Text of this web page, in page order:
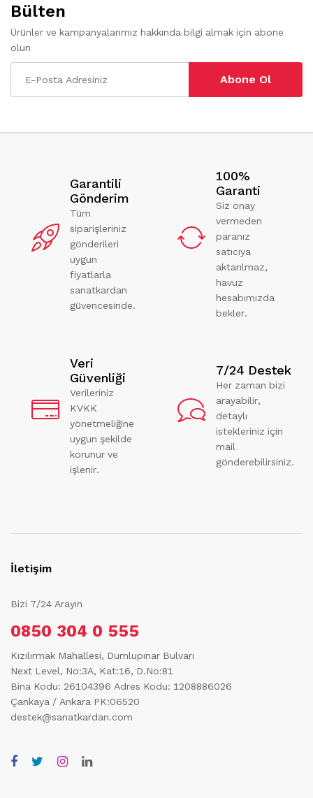
Bülten
Ürünler ve kampanyalarımız hakkında bilgi almak için abone
olun
Abone Ol
Garantili
Gönderim
Tüm
siparişleriniz
gönderileri
uygun
fiyatlarla
sanatkardan
güvencesinde.
100%
Garanti
Siz onay
vermeden
paranız
satıcıya
aktarılmaz,
havuz
hesabımızda
bekler.
Veri
Güvenliği
Verileriniz
KVKK
yönetmeliğine
uygun şekilde
korunur ve
işlenir.
7/24 Destek
Her zaman bizi
arayabilir,
detaylı
istekleriniz için
mail
gönderebilirsiniz.
İletişim
Bizi 7/24 Arayın
0850 304 0 555
Kızılırmak Mahallesi, Dumlupınar Bulvarı
Next Level, No:3A, Kat:16, D.No:81
Bina Kodu: 26104396 Adres Kodu: 1208886026
Çankaya / Ankara PK:06520
destek@sanatkardan.com